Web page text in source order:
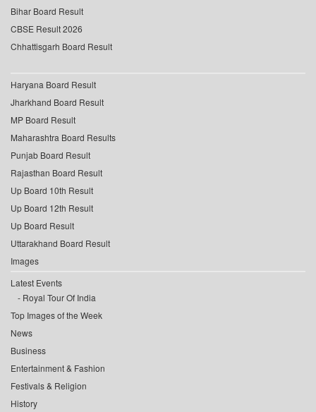
Bihar Board Result
CBSE Result 2026
Chhattisgarh Board Result
Haryana Board Result
Jharkhand Board Result
MP Board Result
Maharashtra Board Results
Punjab Board Result
Rajasthan Board Result
Up Board 10th Result
Up Board 12th Result
Up Board Result
Uttarakhand Board Result
Images
Latest Events
Royal Tour Of India
Top Images of the Week
News
Business
Entertainment & Fashion
Festivals & Religion
History